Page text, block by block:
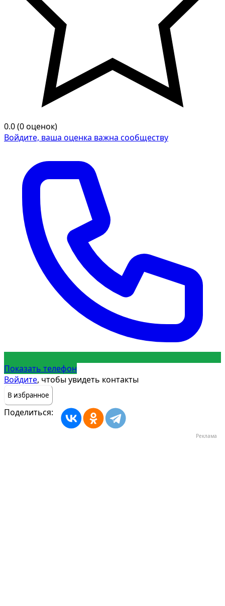
0.0 (0 оценок)
Войдите, ваша оценка важна сообществу
Показать телефон
Войдите, чтобы увидеть контакты
В избранное
Поделиться:
Реклама